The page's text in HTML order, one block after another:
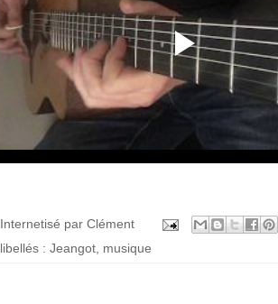
Internetisé par Clément
libellés : Jeangot, musique